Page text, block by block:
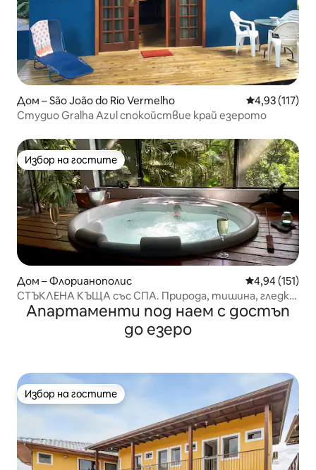
Дом – São João do Rio Vermelho Средна
4,93 (117)
Студио Gralha Azul спокойствие край езерото
Избор на гостите
Избор на гостите
Дом – Флорианополис Средна
4,94 (151)
СТЪКЛЕНА КЪЩА със СПА. Природа, тишина, гледка,
плажове
Апартаменти под наем с достъп
до езеро
Избор на гостите
Избор на гостите